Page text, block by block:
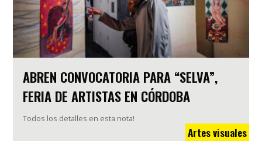
ABREN CONVOCATORIA PARA “SELVA”,
FERIA DE ARTISTAS EN CÓRDOBA
Todos los detalles en esta nota!
Artes visuales